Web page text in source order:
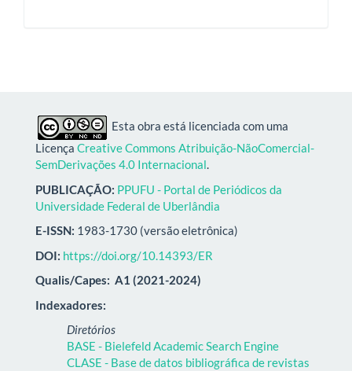
Esta obra está licenciada com uma
Licença Creative Commons Atribuição-NãoComercial-
SemDerivações 4.0 Internacional.
PUBLICAÇÃO: PPUFU - Portal de Periódicos da
Universidade Federal de Uberlândia
E-ISSN: 1983-1730 (versão eletrônica)
DOI: https://doi.org/10.14393/ER
Qualis/Capes: A1 (2021-2024)
Indexadores:
Diretórios
BASE - Bielefeld Academic Search Engine
CLASE - Base de datos bibliográfica de revistas